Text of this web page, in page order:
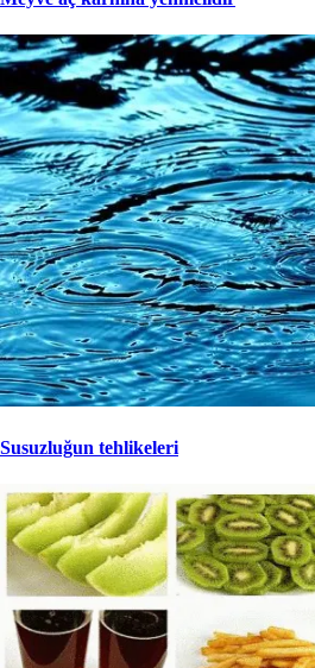
Susuzluğun tehlikeleri